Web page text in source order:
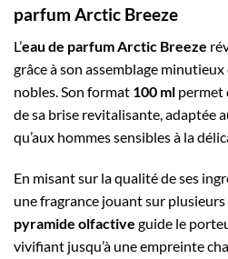
parfum Arctic Breeze
L’eau de parfum Arctic Breeze
grâce à son assemblage
nobles. Son format 100 ml permet
de sa brise revitalisante, adaptée
qu’aux hommes sensibles à la
En misant sur la qualité de ses
une fragrance jouant sur
pyramide olfactive guide le
vivifiant jusqu’à une empreinte